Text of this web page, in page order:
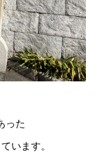
った
います。